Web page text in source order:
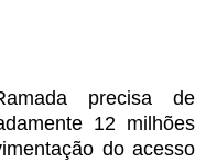
precisa de
12 milhões
do acesso